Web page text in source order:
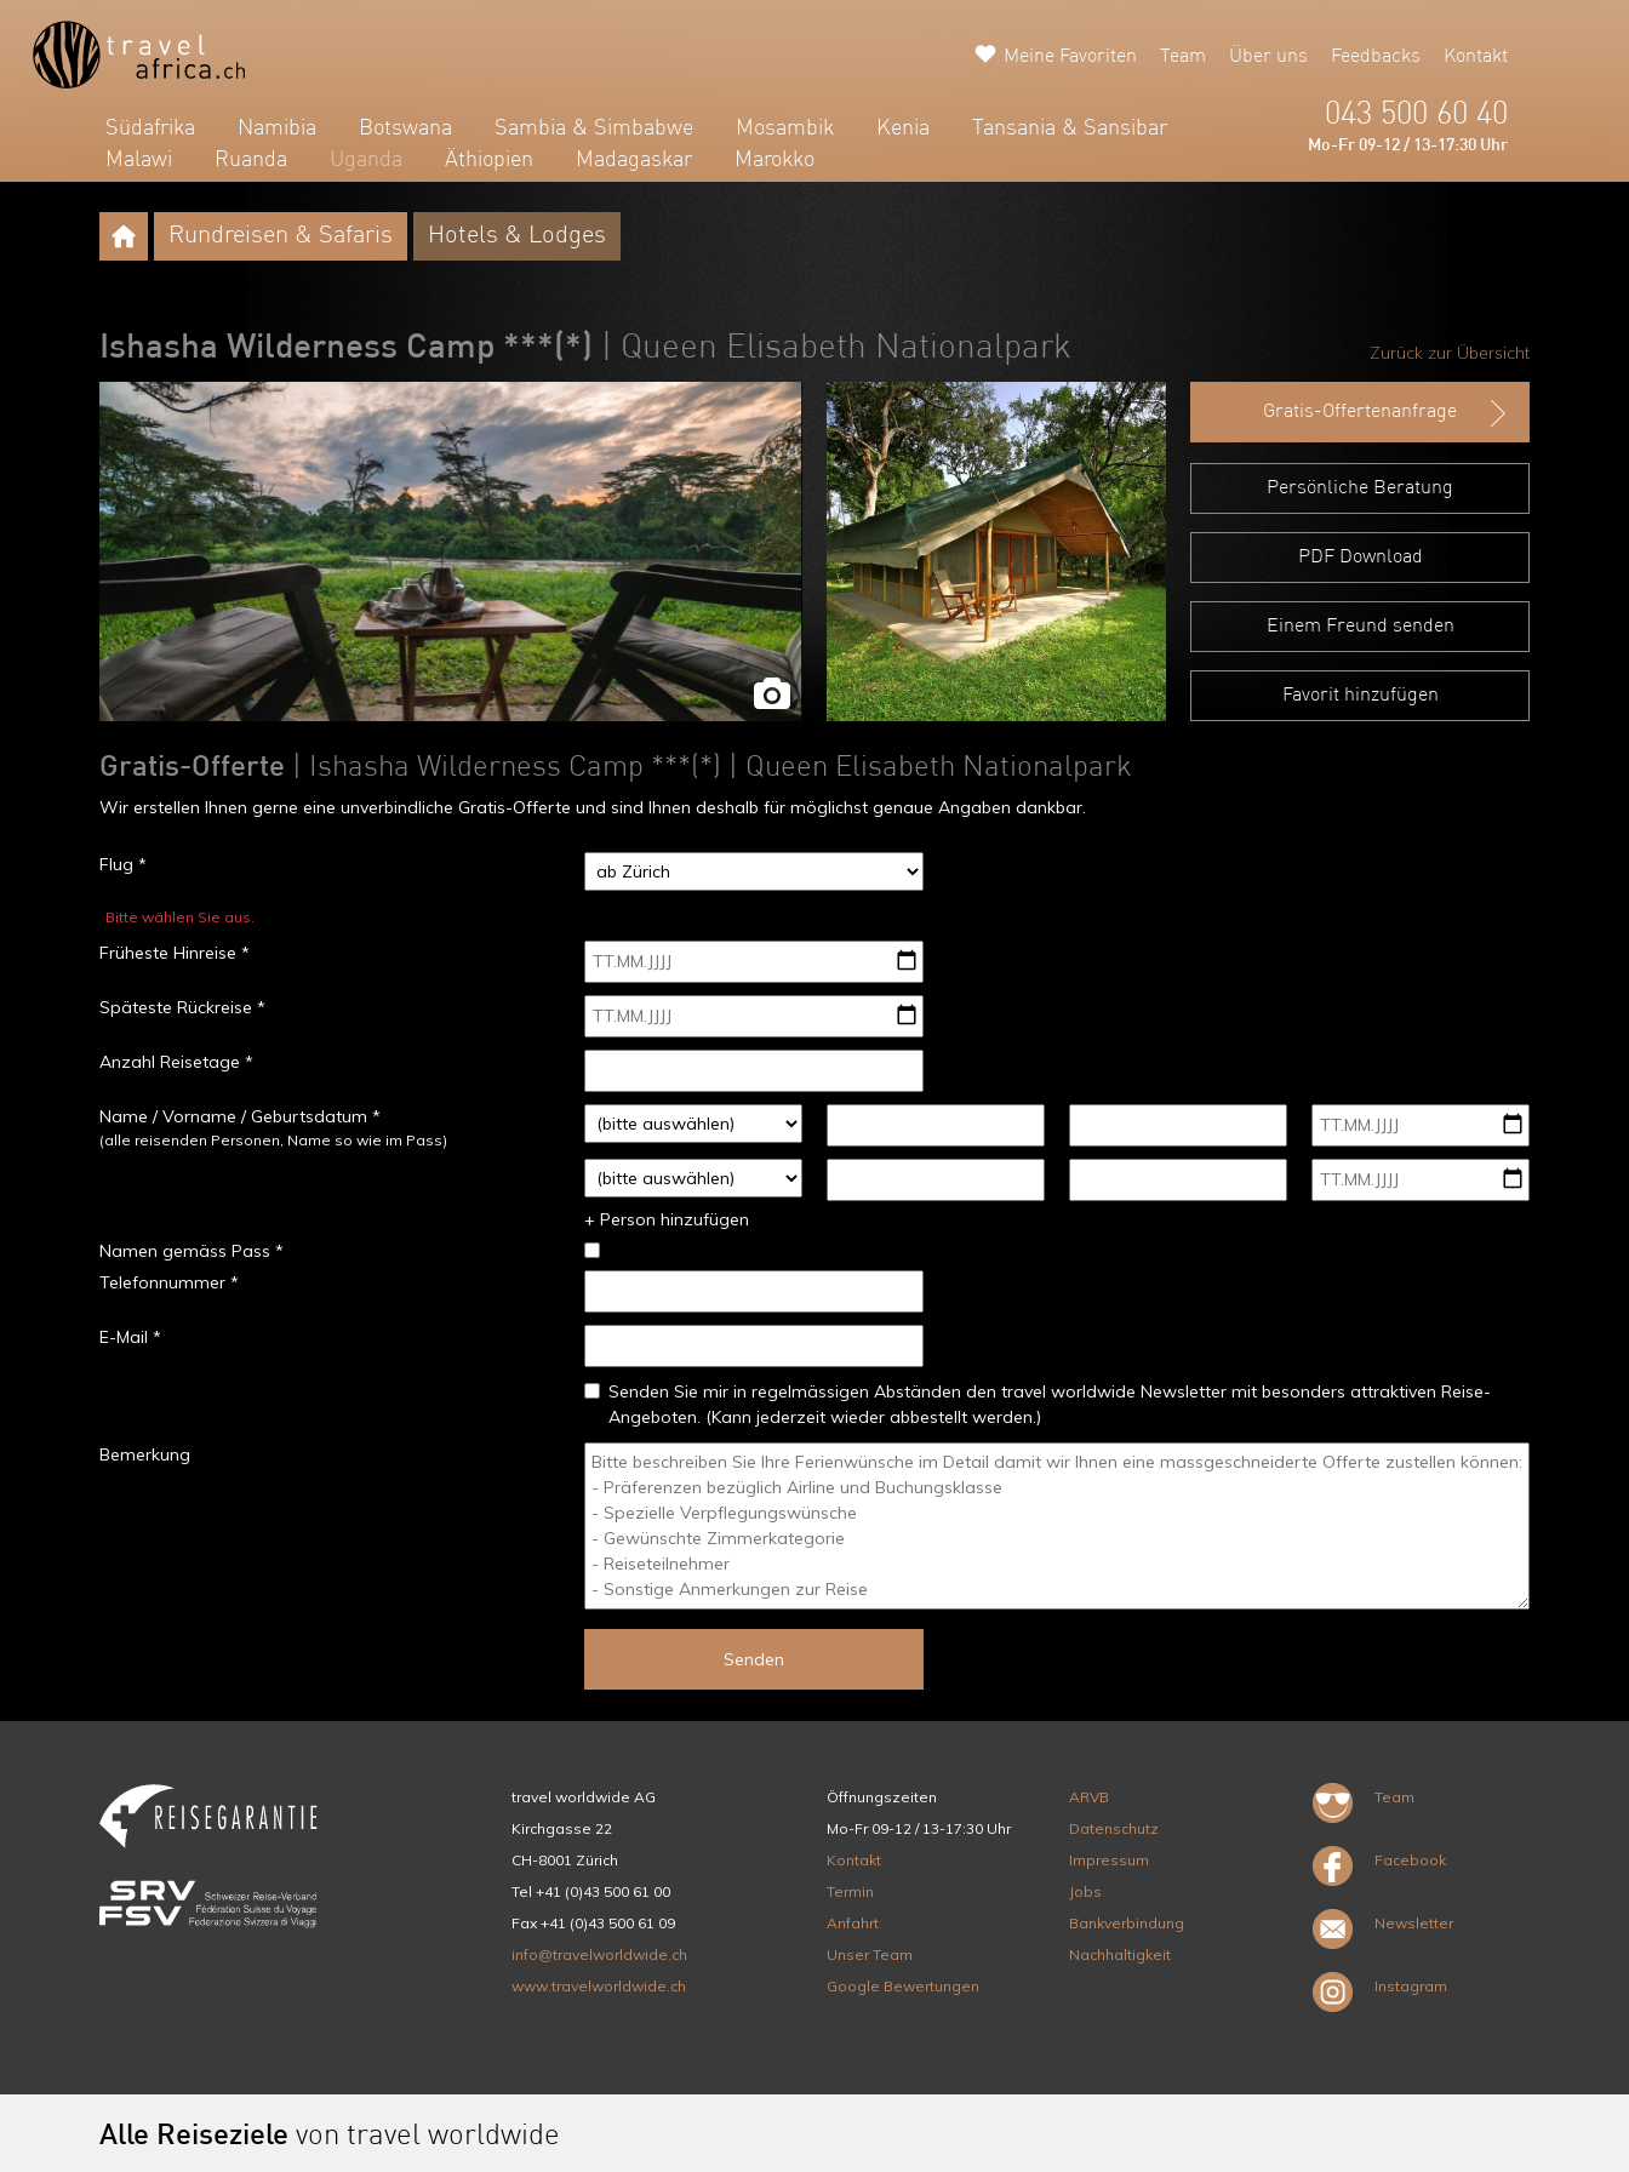
Südafrika Namibia Botswana Sambia & Simbabwe Mosambik Kenia
Tansania & Sansibar
Malawi
Ruanda Uganda Äthiopien Madagaskar Marokko
Meine Favoriten Team Über uns Feedbacks Kontakt
043 500 60 40
Mo-Fr 09-12 / 13-17:30 Uhr
Rundreisen & Safaris Hotels & Lodges
Zurück zur Übersicht
Ishasha Wilderness Camp ***(*) | Queen Elisabeth Nationalpark
Gratis-Offertenanfrage
Persönliche Beratung
PDF Download
Einem Freund senden
Favorit hinzufügen
Gratis-Offerte | Ishasha Wilderness Camp ***(*) | Queen Elisabeth Nationalpark
Wir erstellen Ihnen gerne eine unverbindliche Gratis-Offerte und sind Ihnen deshalb für möglichst genaue Angaben dankbar.
Flug *
Bitte wählen Sie aus.
Früheste Hinreise *
Späteste Rückreise *
Anzahl Reisetage *
Name / Vorname / Geburtsdatum *
(alle reisenden Personen, Name so wie im Pass)
+ Person hinzufügen
Namen gemäss Pass *
Telefonnummer *
E-Mail *
Senden Sie mir in regelmässigen Abständen den travel worldwide Newsletter mit besonders attraktiven Reise-
Angeboten. (Kann jederzeit wieder abbestellt werden.)
Bemerkung
Senden
travel worldwide AG
Kirchgasse 22
CH-8001 Zürich
Tel +41 (0)43 500 61 00
Fax +41 (0)43 500 61 09
info@travelworldwide.ch
www.travelworldwide.ch
Öffnungszeiten
Mo-Fr 09-12 / 13-17:30 Uhr
Kontakt
Termin
Anfahrt
Unser Team
Google Bewertungen
ARVB
Datenschutz
Impressum
Jobs
Bankverbindung
Nachhaltigkeit
Team
Facebook
Newsletter
Instagram
Alle Reiseziele von travel worldwide